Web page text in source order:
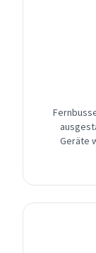
Geräte